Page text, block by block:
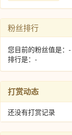
粉丝排行
您目前的粉丝值是：-
排行是：-
打赏动态
还没有打赏记录